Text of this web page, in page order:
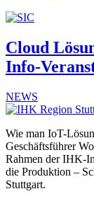
Cloud
Info-
NEWS
Wie man IoT-
Geschäftsführer
Rahmen der IHK-
die Produktion –
Stuttgart.